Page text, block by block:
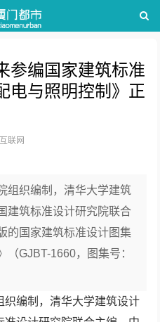
参编国家建筑标准
电与照明控制》正
联网
组织编制，清华大学建筑
建筑标准设计研究院联合
的国家建筑标准设计图集
（GJBT-1660，图集号：
织编制，清华大学建筑设计